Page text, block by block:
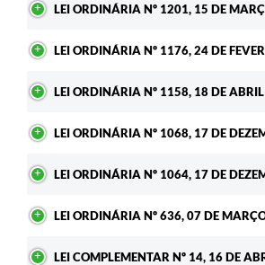
LEI ORDINÁRIA Nº 1201, 15 DE
LEI ORDINÁRIA Nº 1176, 24 DE
LEI ORDINÁRIA Nº 1158, 18 DE
LEI ORDINÁRIA Nº 1068, 17 DE
LEI ORDINÁRIA Nº 1064, 17 DE
LEI ORDINÁRIA Nº 636, 07 DE
LEI COMPLEMENTAR Nº 14, 16 DE